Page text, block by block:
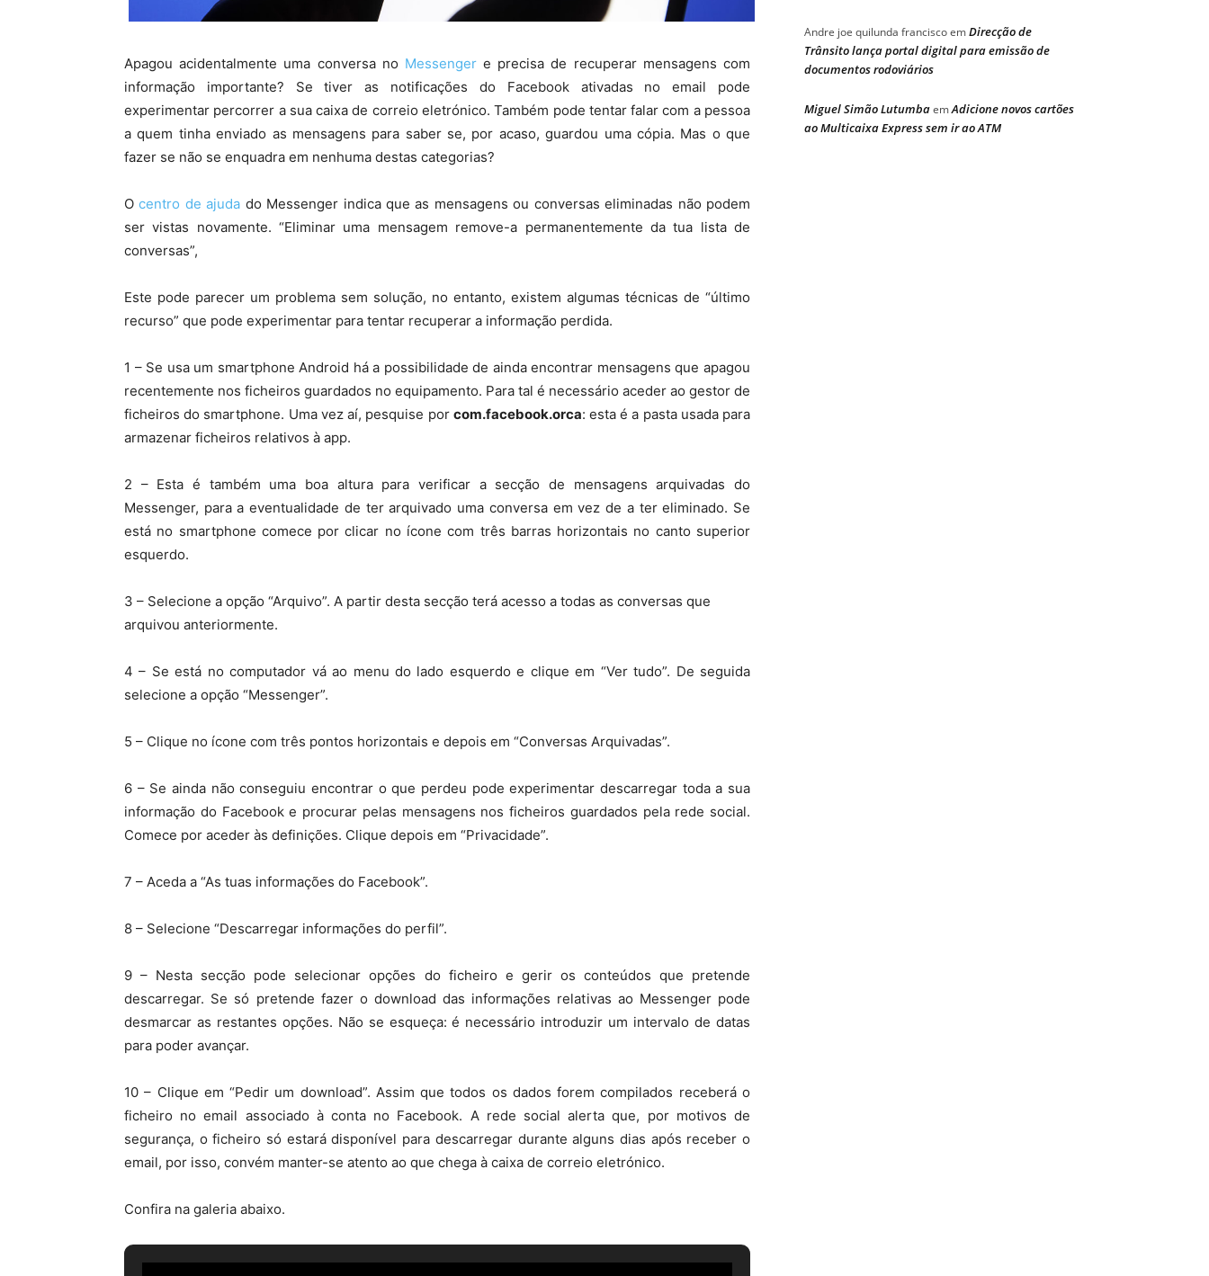
Apagou acidentalmente uma conversa no Messengere precisa de recuperar mensagens com
informação importante? Se tiver as notificações do Facebook ativadas no email pode
experimentar percorrer a sua caixa de correio eletrónico. Também pode tentar falar com a pessoa
a quem tinha enviado as mensagens para saber se, por acaso, guardou uma cópia. Mas o que
fazer se não se enquadra em nenhuma destas categorias?
Ocentro de ajuda do Messenger indica que as mensagens ou conversas eliminadas não podem
ser vistas novamente. “Eliminar uma mensagem remove-a permanentemente da tua lista de
conversas”,
Este pode parecer um problema sem solução, no entanto, existem algumas técnicas de “último
recurso” que pode experimentar para tentar recuperar a informação perdida.
1 – Se usa um smartphone Android há a possibilidade de ainda encontrar mensagens que apagou
recentemente nos ficheiros guardados no equipamento. Para tal é necessário aceder ao gestor de
ficheiros do smartphone. Uma vez aí, pesquise por com.facebook.orca: esta é a pasta usada para
armazenar ficheiros relativos à app.
2 – Esta é também uma boa altura para verificar a secção de mensagens arquivadas do
Messenger, para a eventualidade de ter arquivado uma conversa em vez de a ter eliminado. Se
está no smartphone comece por clicar no ícone com três barras horizontais no canto superior
esquerdo.
3 – Selecione a opção “Arquivo”. A partir desta secção terá acesso a todas as conversas que
arquivou anteriormente.
4 – Se está no computador vá ao menu do lado esquerdo e clique em “Ver tudo”. De seguida
selecione a opção “Messenger”.
5 – Clique no ícone com três pontos horizontais e depois em “Conversas Arquivadas”.
6 – Se ainda não conseguiu encontrar o que perdeu pode experimentar descarregar toda a sua
informação do Facebook e procurar pelas mensagens nos ficheiros guardados pela rede social.
Comece por aceder às definições. Clique depois em “Privacidade”.
7 – Aceda a “As tuas informações do Facebook”.
8 – Selecione “Descarregar informações do perfil”.
9 – Nesta secção pode selecionar opções do ficheiro e gerir os conteúdos que pretende
descarregar. Se só pretende fazer o download das informações relativas ao Messenger pode
desmarcar as restantes opções. Não se esqueça: é necessário introduzir um intervalo de datas
para poder avançar.
10 – Clique em “Pedir um download”. Assim que todos os dados forem compilados receberá o
ficheiro no email associado à conta no Facebook. A rede social alerta que, por motivos de
segurança, o ficheiro só estará disponível para descarregar durante alguns dias após receber o
email, por isso, convém manter-se atento ao que chega à caixa de correio eletrónico.
Confira na galeria abaixo.
Andre joe quilunda franciscoemDirecção de
Trânsito lança portal digital para emissão de
documentos rodoviários
Miguel Simão LutumbaemAdicione novos cartões
ao Multicaixa Express sem ir ao ATM